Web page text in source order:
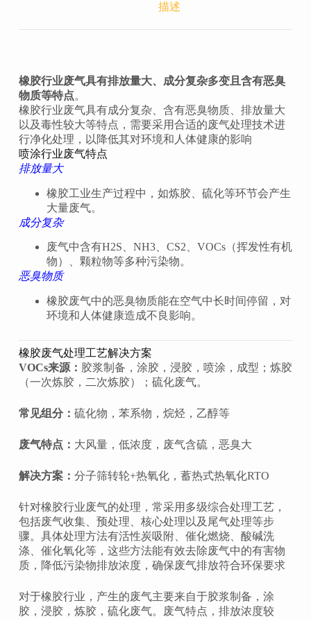
描述
橡胶行业废气具有排放量大、成分复杂多变且含有恶臭
物质等特点‌。
橡胶行业废气具有成分复杂、含有恶臭物质、排放量大
以及毒性较大等特点，需要采用合适的废气处理技术进
行净化处理，以降低其对环境和人体健康的影响
喷涂行业废气特点
排放量大
橡胶工业生产过程中，如炼胶、硫化等环节会产生
大量废气。
成分复杂
废气中含有H2S、NH3、CS2、VOCs（挥发性有机
物）、颗粒物等多种污染物。
恶臭物质
橡胶废气中的恶臭物质能在空气中长时间停留，对
环境和人体健康造成不良影响。
橡胶废气处理工艺解决方案
VOCs来源： 胶浆制备，涂胶，浸胶，喷涂，成型；炼胶
（一次炼胶，二次炼胶）；硫化废气。
常见组分： 硫化物，苯系物，烷烃，乙醇等
废气特点： 大风量，低浓度，废气含硫，恶臭大
解决方案： 分子筛转轮+热氧化，蓄热式热氧化RTO
针对橡胶行业废气的处理，常采用多级综合处理工艺，
包括废气收集、预处理、核心处理以及尾气处理等步
骤。具体处理方法有活性炭吸附、催化燃烧、酸碱洗
涤、催化氧化等，这些方法能有效去除废气中的有害物
质，降低污染物排放浓度，确保废气排放符合环保要求‌
对于橡胶行业，产生的废气主要来自于胶浆制备，涂
胶，浸胶，炼胶，硫化废气。废气特点，排放浓度较